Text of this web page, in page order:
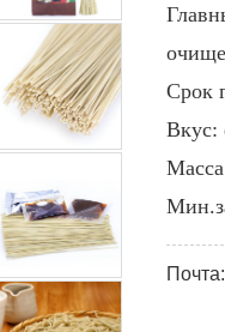
Срок
Вкус:
Почта: